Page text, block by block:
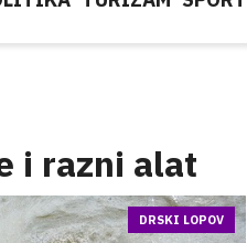
i razni alat
DRSKI LOPOV